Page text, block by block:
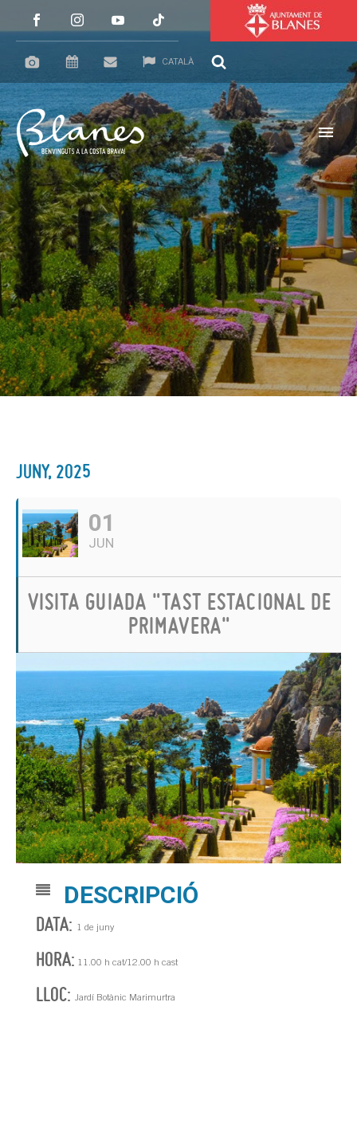
CATALÀ
JUNY, 2025
01
JUN
VISITA GUIADA "TAST ESTACIONAL DE
PRIMAVERA"
DESCRIPCIÓ
DATA: 1 de juny
HORA: 11.00 h cat/12.00 h cast
LLOC: Jardí Botànic Marimurtra